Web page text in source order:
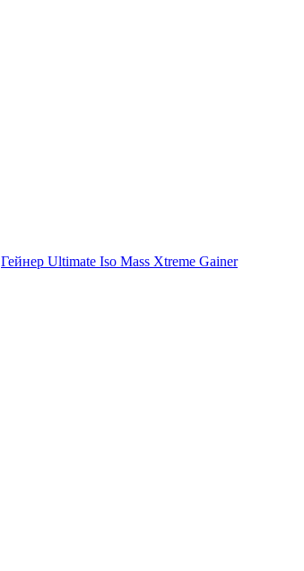
Гейнер Ultimate Iso Mass Xtreme Gainer